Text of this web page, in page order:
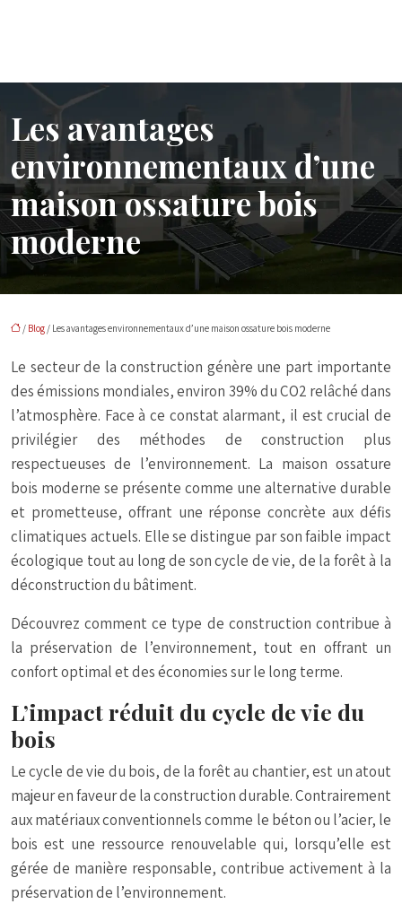
Les avantages
environnementaux d’une
maison ossature bois
moderne
/ Blog / Les avantages environnementaux d’une maison ossature bois moderne
Le secteur de la construction génère une part importante
des émissions mondiales, environ 39% du CO2 relâché dans
l’atmosphère. Face à ce constat alarmant, il est crucial de
privilégier des méthodes de construction plus
respectueuses de l’environnement. La maison ossature
bois moderne se présente comme une alternative durable
et prometteuse, offrant une réponse concrète aux défis
climatiques actuels. Elle se distingue par son faible impact
écologique tout au long de son cycle de vie, de la forêt à la
déconstruction du bâtiment.
Découvrez comment ce type de construction contribue à
la préservation de l’environnement, tout en offrant un
confort optimal et des économies sur le long terme.
L’impact réduit du cycle de vie du
bois
Le cycle de vie du bois, de la forêt au chantier, est un atout
majeur en faveur de la construction durable. Contrairement
aux matériaux conventionnels comme le béton ou l’acier, le
bois est une ressource renouvelable qui, lorsqu’elle est
gérée de manière responsable, contribue activement à la
préservation de l’environnement.